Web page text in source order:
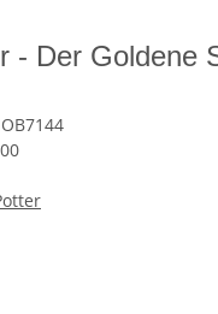
- Der Goldene